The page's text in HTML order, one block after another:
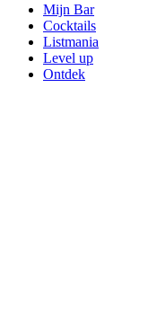
Mijn Bar
Cocktails
Listmania
Level up
Ontdek